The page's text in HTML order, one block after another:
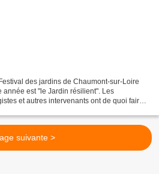
des jardins de Chaumont-sur-Loire
année est "le Jardin résilient". Les
et autres intervenants ont de quoi faire
suivante >